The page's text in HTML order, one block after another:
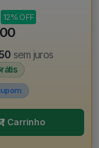
12% OFF
sem juros
Carrinho